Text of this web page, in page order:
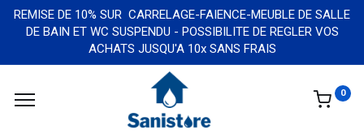
REMISE DE 10% SUR CARRELAGE-FAIENCE-MEUBLE DE SALLE
DE BAIN ET WC SUSPENDU - POSSIBILITE DE REGLER VOS
ACHATS JUSQU'A 10x SANS FRAIS
0